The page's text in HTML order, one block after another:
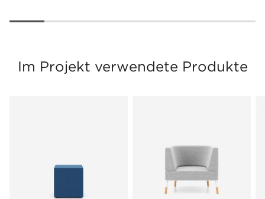
Im Projekt verwendete Produkte